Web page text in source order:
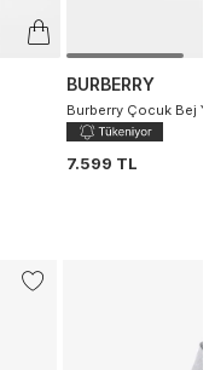
BURBERRY
Burberry Çocuk Bej
7.599 TL